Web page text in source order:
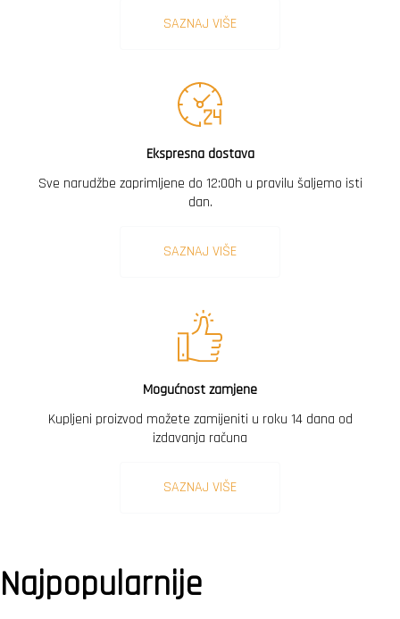
SAZNAJ VIŠE
Ekspresna dostava
Sve narudžbe zaprimljene do 12:00h u pravilu šaljemo isti
dan.
SAZNAJ VIŠE
Mogućnost zamjene
Kupljeni proizvod možete zamijeniti u roku 14 dana od
izdavanja računa
SAZNAJ VIŠE
Najpopularnije